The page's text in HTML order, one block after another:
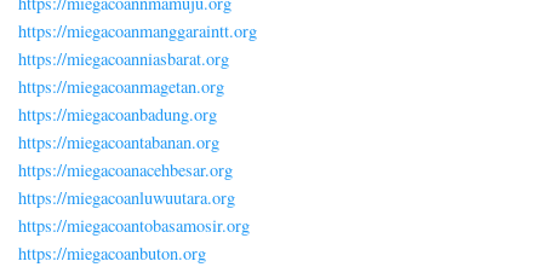
https://miegacoanmanggaraintt.org
https://miegacoanniasbarat.org
https://miegacoanmagetan.org
https://miegacoanbadung.org
https://miegacoantabanan.org
https://miegacoanacehbesar.org
https://miegacoanluwuutara.org
https://miegacoantobasamosir.org
https://miegacoanbuton.org